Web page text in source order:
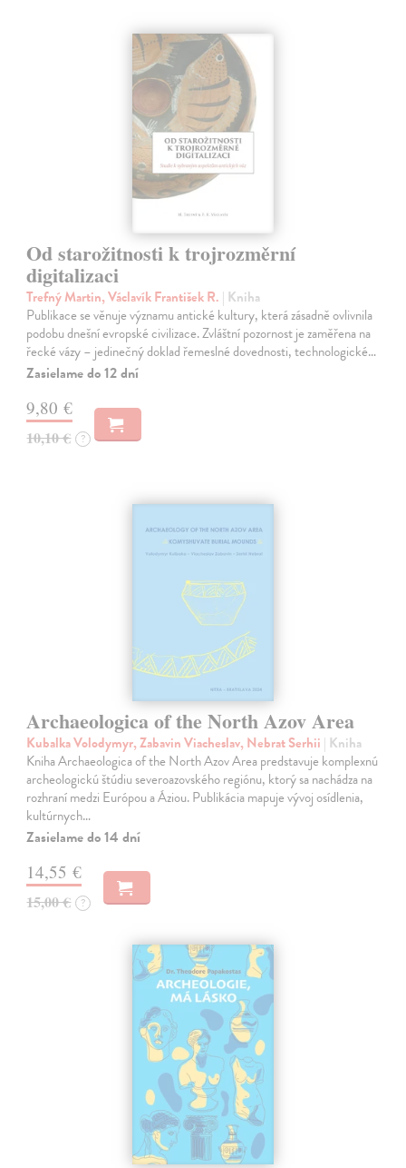
Od starožitnosti k trojrozměrní
digitalizaci
Trefný Martin, Václavík František R. | Kniha
Publikace se věnuje významu antické kultury, která zásadně ovlivnila
podobu dnešní evropské civilizace. Zvláštní pozornost je zaměřena na
řecké vázy – jedinečný doklad řemeslné dovednosti, technologické…
Zasielame do 12 dní
9,80 €
10,10 € ?
Archaeologica of the North Azov Area
Kubalka Volodymyr, Zabavin Viacheslav, Nebrat Serhii | Kniha
Kniha Archaeologica of the North Azov Area predstavuje komplexnú
archeologickú štúdiu severoazovského regiónu, ktorý sa nachádza na
rozhraní medzi Európou a Áziou. Publikácia mapuje vývoj osídlenia,
kultúrnych…
Zasielame do 14 dní
14,55 €
15,00 € ?